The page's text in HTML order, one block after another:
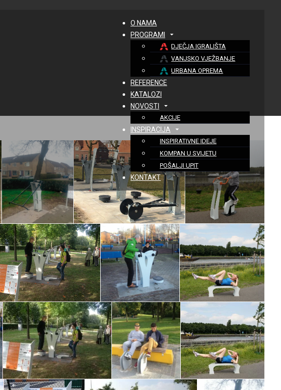
O NAMA
PROGRAMI
DJEČJA IGRALIŠTA
VANJSKO VJEŽBANJE
URBANA OPREMA
REFERENCE
KATALOZI
NOVOSTI
AKCIJE
INSPIRACIJA
INSPIRATIVNE IDEJE
KOMPAN U SVIJETU
POŠALJI UPIT
KONTAKT